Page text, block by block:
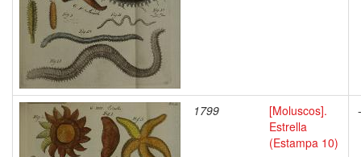
1799
[Moluscos].
Estrella
(Estampa 10)
-